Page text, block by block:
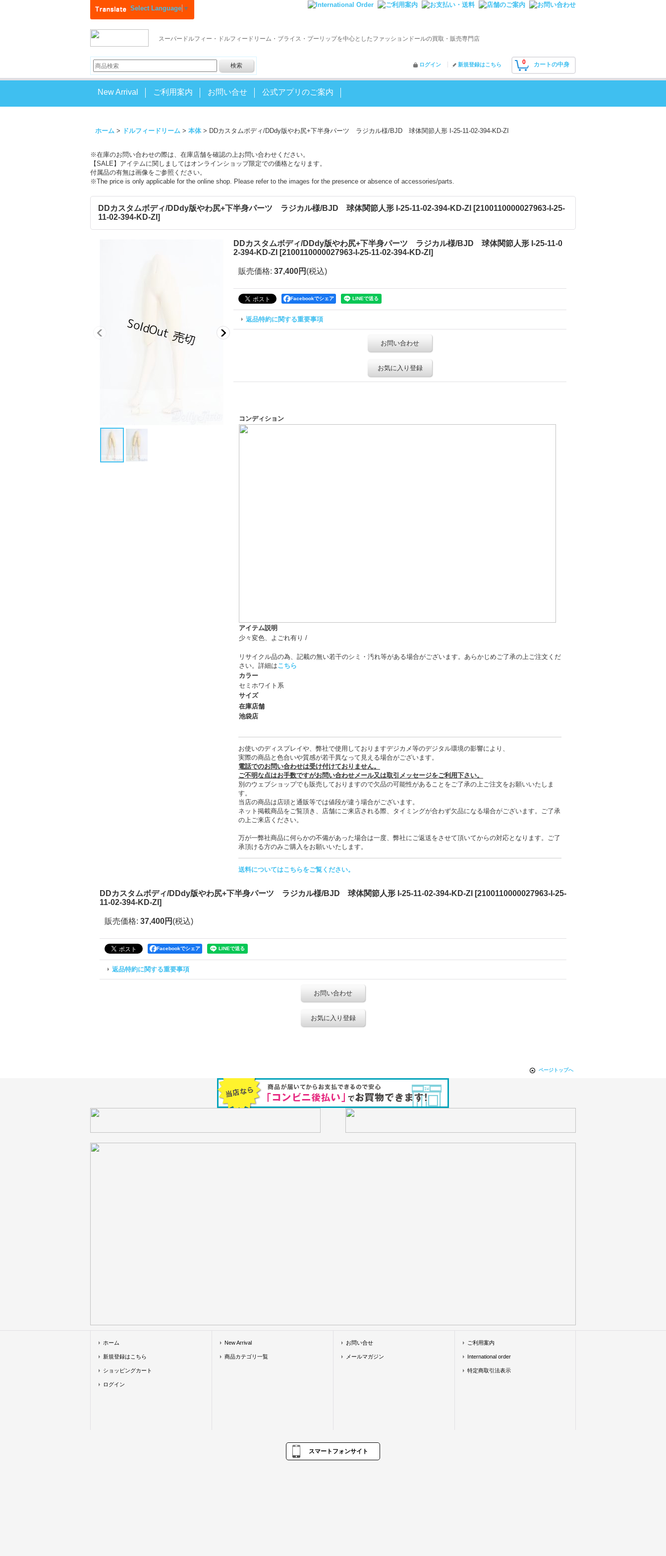
Select Language ▼
スーパードルフィー・ドルフィードリーム・ブライス・プーリップを中心としたファッションドールの買取・販売専門店
0 カートの中身
ログイン 新規登録はこちら
New Arrival ご利用案内 お問い合せ 公式アプリのご案内
ホーム > ドルフィードリーム > 本体 > DDカスタムボディ/DDdy版やわ尻+下半身パーツ ラジカル様/BJD 球体関節人形 I-25-11-02-394-KD-ZI
※在庫のお問い合わせの際は、在庫店舗を確認の上お問い合わせください。
【SALE】アイテムに関しましてはオンラインショップ限定での価格となります。
付属品の有無は画像をご参照ください。
※The price is only applicable for the online shop. Please refer to the images for the presence or absence of accessories/parts.
DDカスタムボディ/DDdy版やわ尻+下半身パーツ ラジカル様/BJD 球体関節人形 I-25-11-02-394-KD-ZI [2100110000027963-I-25-
11-02-394-KD-ZI ]
DDカスタムボディ/DDdy版やわ尻+下半身パーツ ラジカル様/BJD 球体関節人形 I-25-11-0
2-394-KD-ZI
[2100110000027963-I-25-11-02-394-KD-ZI ]
販売価格: 37,400円 (税込)
Facebookでシェア
返品特約に関する重要事項
お問い合わせ
お気に入り登録
コンディション
アイテム説明
少々変色、よごれ有り /
リサイクル品の為、記載の無い若干のシミ・汚れ等がある場合がございます。あらかじめご了承の上ご注文くだ
さい。詳細はこちら
カラー
セミホワイト系
サイズ
在庫店舗
池袋店
お使いのディスプレイや、弊社で使用しておりますデジカメ等のデジタル環境の影響により、
実際の商品と色合いや質感が若干異なって見える場合がございます。
電話でのお問い合わせは受け付けておりません。
ご不明な点はお手数ですがお問い合わせメール又は取引メッセージをご利用下さい。
別のウェブショップでも販売しておりますので欠品の可能性があることをご了承の上ご注文をお願いいたしま
す。
当店の商品は店頭と通販等では値段が違う場合がございます。
ネット掲載商品をご覧頂き、店舗にご来店される際、タイミングが合わず欠品になる場合がございます。ご了承
の上ご来店ください。
万が一弊社商品に何らかの不備があった場合は一度、弊社にご返送をさせて頂いてからの対応となります。ご了
承頂ける方のみご購入をお願いいたします。
送料についてはこちらをご覧ください。
DDカスタムボディ/DDdy版やわ尻+下半身パーツ ラジカル様/BJD 球体関節人形 I-25-11-02-394-KD-ZI [2100110000027963-I-25-
11-02-394-KD-ZI ]
販売価格: 37,400円 (税込)
Facebookでシェア
返品特約に関する重要事項
お問い合わせ
お気に入り登録
ページトップへ
ホーム
新規登録はこちら
ショッピングカート
ログイン
New Arrival
商品カテゴリ一覧
お問い合せ
メールマガジン
ご利用案内
International order
特定商取引法表示
スマートフォンサイト